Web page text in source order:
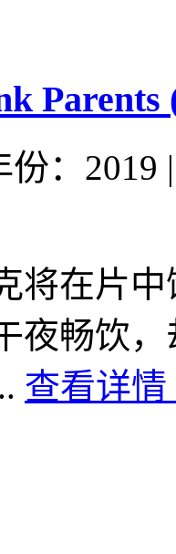
Parents
份：2019 |
将在片
夜畅饮
查看详情